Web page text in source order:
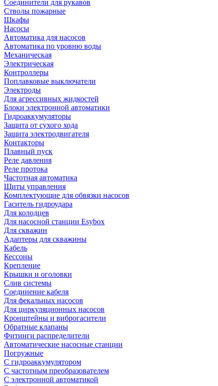
Соединители для рукавов
Стволы пожарные
Шкафы
Насосы
Автоматика для насосов
Автоматика по уровню воды
Механическая
Электрическая
Контроллеры
Поплавковые выключатели
Электроды
Для агрессивных жидкостей
Блоки электронной автоматики
Гидроаккумуляторы
Защита от сухого хода
Защита электродвигателя
Контакторы
Плавный пуск
Реле давления
Реле протока
Частотная автоматика
Щиты управления
Комплектующие для обвязки насосов
Гаситель гидроудара
Для колодцев
Для насосной станции Esybox
Для скважин
Адаптеры для скважины
Кабель
Кессоны
Крепление
Крышки и оголовки
Слив системы
Соединение кабеля
Для фекальных насосов
Для циркуляционных насосов
Кронштейны и виброгасители
Обратные клапаны
Фитинги распределители
Автоматические насосные станции
Погружные
С гидроаккумулятором
С частотным преобразователем
С электронной автоматикой